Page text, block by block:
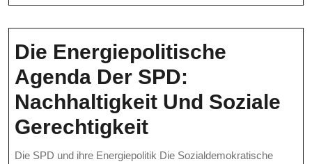
Im
Fokus
Die Energiepolitische
Agenda Der SPD:
Nachhaltigkeit Und Soziale
GerechtigkeitDie
Die SPD und ihre Energiepolitik Die Sozialdemokratische